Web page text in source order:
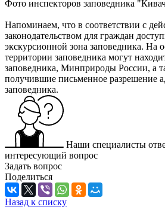
Фото инспекторов заповедника
Напоминаем, что в соответствии с
законодательством для граждан
экскурсионной зона заповедника. На
территории заповедника могут
заповедника, Минприроды России, а
получившие письменное разрешение
заповедника.
Наши специалисты
интересующий вопрос
Задать вопрос
Поделиться
Назад к списку